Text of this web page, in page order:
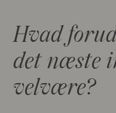
Hvad
det næste
velvære?